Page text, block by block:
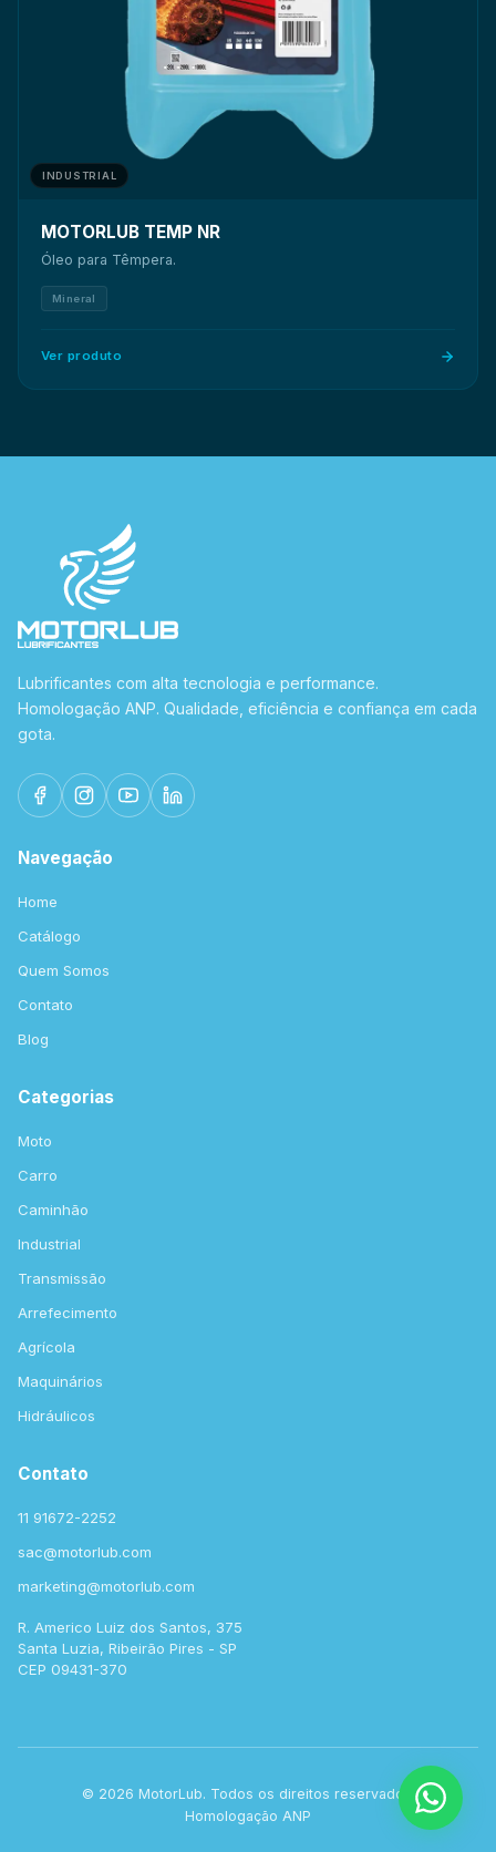
INDUSTRIAL
MOTORLUB TEMP NR
Óleo para Têmpera.
Mineral
Ver produto
Lubrificantes com alta tecnologia e performance.
Homologação ANP. Qualidade, eficiência e confiança em cada
gota.
Navegação
Home
Catálogo
Quem Somos
Contato
Blog
Categorias
Moto
Carro
Caminhão
Industrial
Transmissão
Arrefecimento
Agrícola
Maquinários
Hidráulicos
Contato
11 91672-2252
sac@motorlub.com
marketing@motorlub.com
R. Americo Luiz dos Santos, 375
Santa Luzia, Ribeirão Pires - SP
CEP 09431-370
© 2026 MotorLub. Todos os direitos reservados.
Homologação ANP